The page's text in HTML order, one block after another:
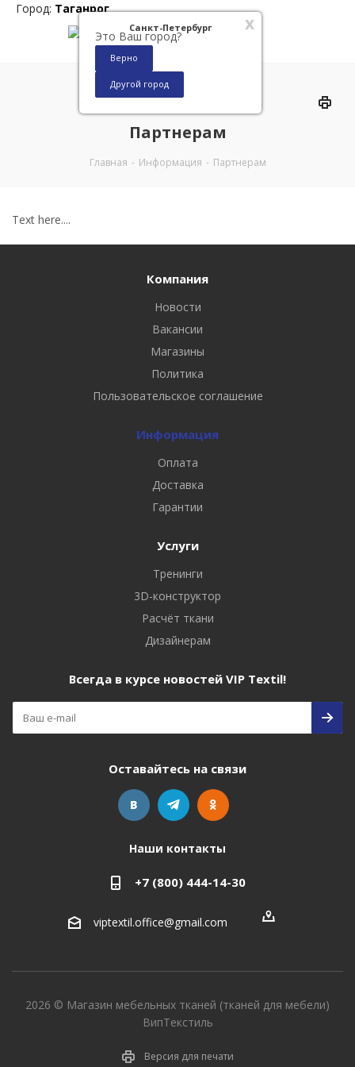
x
Санкт-Петербург
Это Ваш город?
Верно
Другой город
Город: Таганрог
Партнерам
Главная - Информация - Партнерам
Text here....
Компания
Новости
Вакансии
Магазины
Политика
Пользовательское соглашение
Информация
Оплата
Доставка
Гарантии
Услуги
Тренинги
3D-конструктор
Расчёт ткани
Дизайнерам
Всегда в курсе новостей VIP Textil!
Оставайтесь на связи
Наши контакты
+7 (800) 444-14-30
viptextil.office@gmail.com
2026 © Магазин мебельных тканей (тканей для мебели)
ВипТекстиль
Версия для печати